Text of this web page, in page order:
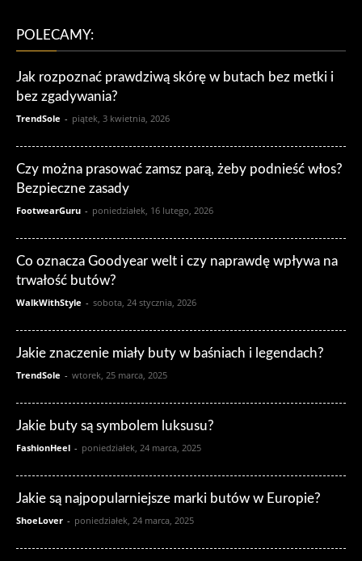
POLECAMY:
Jak rozpoznać prawdziwą skórę w butach bez metki i
bez zgadywania?
TrendSole - piątek, 3 kwietnia, 2026
Czy można prasować zamsz parą, żeby podnieść włos?
Bezpieczne zasady
FootwearGuru - poniedziałek, 16 lutego, 2026
Co oznacza Goodyear welt i czy naprawdę wpływa na
trwałość butów?
WalkWithStyle - sobota, 24 stycznia, 2026
Jakie znaczenie miały buty w baśniach i legendach?
TrendSole - wtorek, 25 marca, 2025
Jakie buty są symbolem luksusu?
FashionHeel - poniedziałek, 24 marca, 2025
Jakie są najpopularniejsze marki butów w Europie?
ShoeLover - poniedziałek, 24 marca, 2025